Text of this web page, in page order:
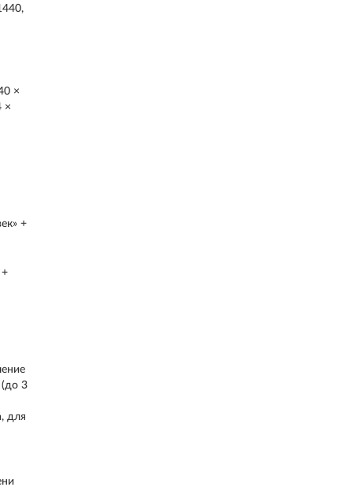
×
×
+
(до 3
для